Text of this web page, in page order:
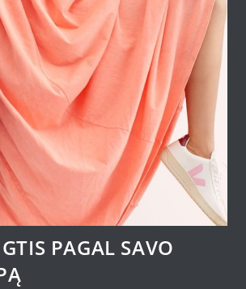
PAGAL SAVO